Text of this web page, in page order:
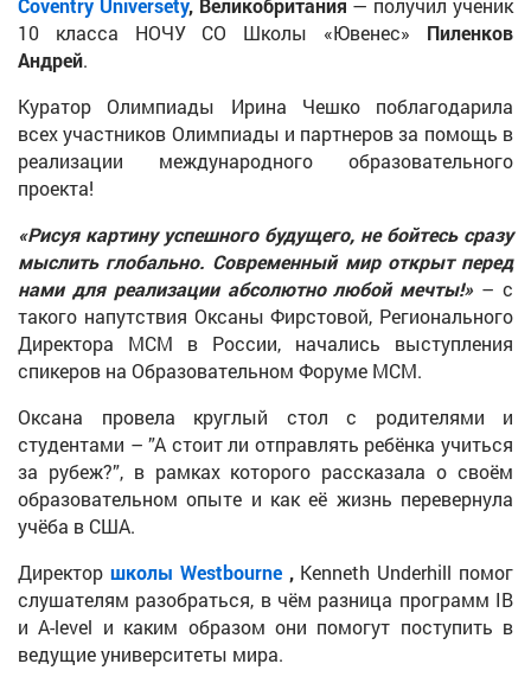
10 класса НОЧУ СО Школы «Ювенес» Пиленков
Андрей.
Куратор Олимпиады Ирина Чешко поблагодарила
всех участников Олимпиады и партнеров за помощь в
реализации международного образовательного
проекта!
«Рисуя картину успешного будущего, не бойтесь сразу
мыслить глобально. Современный мир открыт перед
нами для реализации абсолютно любой мечты!»– с
такого напутствия Оксаны Фирстовой, Регионального
Директора МСМ в России, начались выступления
спикеров на Образовательном Форуме МСМ.
Оксана провела круглый стол с родителями и
студентами – ”А стоит ли отправлять ребёнка учиться
за рубеж?”, в рамках которого рассказала о своём
образовательном опыте и как её жизнь перевернула
учёба в США.
Директор школы Westbourne , Kenneth Underhill помог
слушателям разобраться, в чём разница программ IB
и A-level и каким образом они помогут поступить в
ведущие университеты мира.